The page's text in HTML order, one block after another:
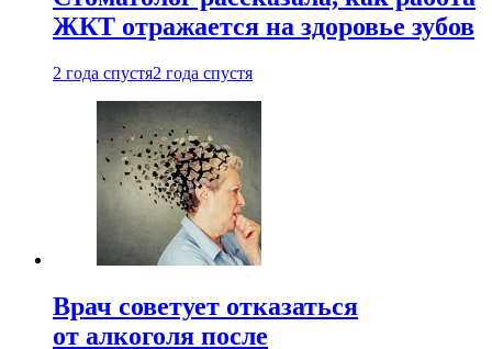
ЖКТ отражается на здоровье зубов
2 года спустя2 года спустя
Врач советует отказаться
от алкоголя после